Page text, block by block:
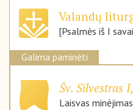
Valandų
[Psalmės iš I
Galima paminėti
Šv. Silvestras
Laisvas